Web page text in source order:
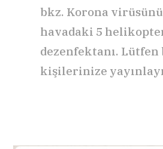
bkz. Korona
havadaki 5
dezenfektanı.
kişilerinize